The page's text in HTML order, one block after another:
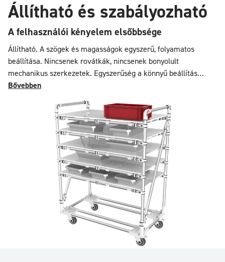
Állítható és szabályozható
A felhasználói kényelem elsőbbsége
Állítható. A szögek és magasságok egyszerű, folyamatos
beállítása. Nincsenek rovátkák, nincsenek bonyolult
mechanikus szerkezetek. Egyszerűség a könnyű beállítás
szolgálatában. Szüksége van a szintek magasságának
csavarkulcson kívül semmilyen más szerszámra ne legyen
szükség a beállításhoz.
Bővebben